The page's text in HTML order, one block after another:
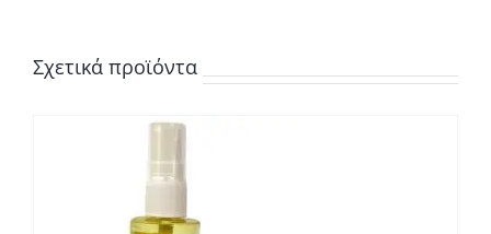
Σχετικά προϊόντα